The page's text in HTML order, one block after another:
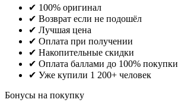
✔ 100% оригинал
✔ Возврат если не подошёл
✔ Лучшая цена
✔ Оплата при получении
✔ Накопительные скидки
✔ Оплата баллами до 100% покупки
✔ Уже купили 1 200+ человек
Бонусы на покупку